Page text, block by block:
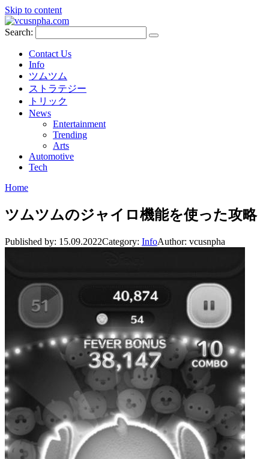
Skip to content
Search:
Contact Us
Info
ツムツム
ストラテジー
トリック
News
Entertainment
Trending
Arts
Automotive
Tech
Home
ツムツムのジャイロ機能を使った攻略
Published by: 15.09.2022Category: InfoAuthor: vcusnpha